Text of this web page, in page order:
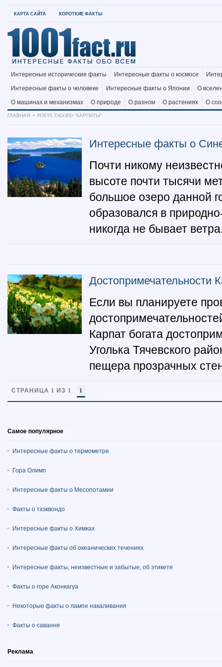
КАРТА САЙТА КОРОТКИЕ ФАКТЫ
Интересные исторические факты Интересные факты о космосе
Интересные факты о человеке
Интересные факты о Японии
О
О машинах и механизмах
О природе О разном О растениях
О
ГЛАВНАЯ
POSTS TAGGED "КАРПАТЫ"
Интересные факты о
Почти никому
высоте почти тысячи
большое озеро данной
образовался в
никогда не бывает
Достопримечательности
Если вы планируете
Карпат богата
Уголька Тячевского
пещера прозрачных
СТРАНИЦА 1 ИЗ 1 1
Самое популярное
Интересные факты о термометре
Гора Олимп
Интересные факты о Месопотамии
Факты о тхэквондо
Интересные факты о Химках
Интересные факты об океанических течениях
Интересные факты, неизвестные и забытые, об этикете
Факты о горе Аконкагуа
Некоторые факты о лампе накаливания
Факты о саванне
Реклама